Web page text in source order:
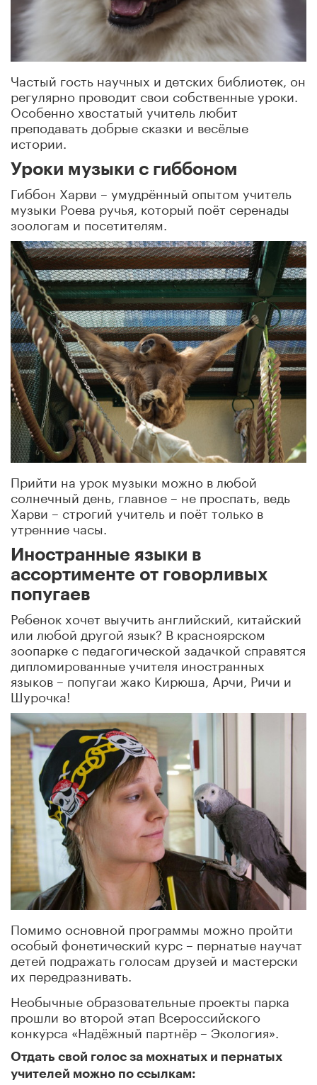
Частый гость научных и детских библиотек, он
регулярно проводит свои собственные уроки.
Особенно хвостатый учитель любит
преподавать добрые сказки и весёлые
истории.
Уроки музыки с гиббоном
Гиббон Харви – умудрённый опытом учитель
музыки Роева ручья, который поёт серенады
зоологам и посетителям.
Прийти на урок музыки можно в любой
солнечный день, главное – не проспать, ведь
Харви – строгий учитель и поёт только в
утренние часы.
Иностранные языки в
ассортименте от говорливых
попугаев
Ребенок хочет выучить английский, китайский
или любой другой язык? В красноярском
зоопарке с педагогической задачкой справятся
дипломированные учителя иностранных
языков – попугаи жако Кирюша, Арчи, Ричи и
Шурочка!
Помимо основной программы можно пройти
особый фонетический курс – пернатые научат
детей подражать голосам друзей и мастерски
их передразнивать.
Необычные образовательные проекты парка
прошли во второй этап Всероссийского
конкурса «Надёжный партнёр – Экология».
Отдать свой голос за мохнатых и пернатых
учителей можно по ссылкам: